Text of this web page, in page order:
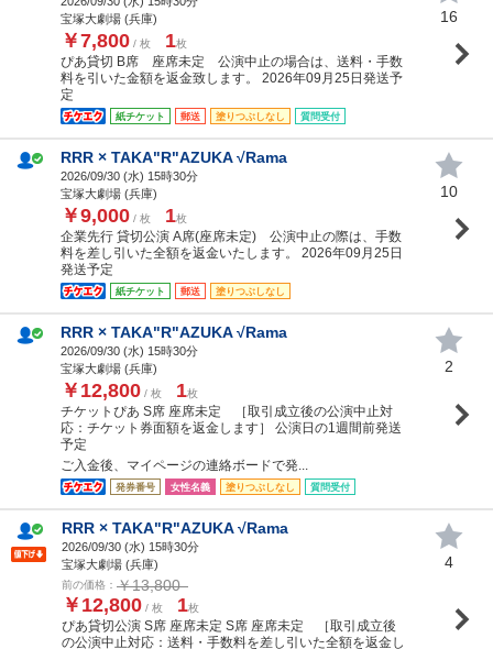
宝塚大劇場 (兵庫)
￥7,800 / 枚 1枚
ぴあ貸切 B席 座席未定 公演中止の場合は、送料・手数
料を引いた金額を返金致します。 2026年09月25日発送予
定
紙チケット 郵送 塗りつぶしなし 質問受付
16
RRR × TAKA"R"AZUKA √Rama
2026/09/30 (水) 15時30分
宝塚大劇場 (兵庫)
￥9,000 / 枚 1枚
企業先行 貸切公演 A席(座席未定) 公演中止の際は、手数
料を差し引いた全額を返金いたします。 2026年09月25日
発送予定
紙チケット 郵送 塗りつぶしなし
10
RRR × TAKA"R"AZUKA √Rama
2026/09/30 (水) 15時30分
宝塚大劇場 (兵庫)
￥12,800 / 枚 1枚
チケットぴあ S席 座席未定 ［取引成立後の公演中止対
応：チケット券面額を返金します］ 公演日の1週間前発送
予定
ご入金後、マイページの連絡ボードで発...
発券番号 女性名義 塗りつぶしなし 質問受付
2
RRR × TAKA"R"AZUKA √Rama
2026/09/30 (水) 15時30分
宝塚大劇場 (兵庫)
前の価格： ￥13,800
￥12,800 / 枚 1枚
ぴあ貸切公演 S席 座席未定 S席 座席未定 ［取引成立後
の公演中止対応：送料・手数料を差し引いた全額を返金し
4